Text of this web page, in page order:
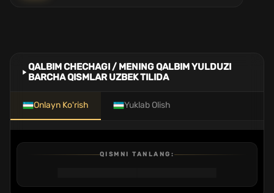
QALBIM CHECHAGI / MENING QALBIM YULDUZI
BARCHA QISMLAR UZBEK TILIDA
Onlayn Ko'rish Yuklab Olish
QISMNI TANLANG:
QISM QISM
QISM QISM
13 14
15 16